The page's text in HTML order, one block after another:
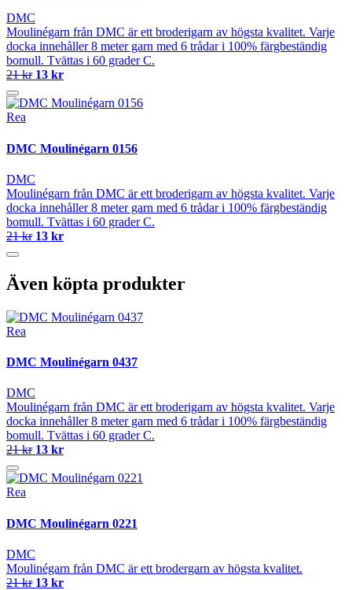
DMC
Moulinégarn från DMC är ett broderigarn av högsta kvalitet. Varje
docka innehåller 8 meter garn med 6 trådar i 100% färgbeständig
bomull. Tvättas i 60 grader C.
21 kr 13 kr
Rea
DMC Moulinégarn 0156
DMC
Moulinégarn från DMC är ett broderigarn av högsta kvalitet. Varje
docka innehåller 8 meter garn med 6 trådar i 100% färgbeständig
bomull. Tvättas i 60 grader C.
21 kr 13 kr
Även köpta produkter
Rea
DMC Moulinégarn 0437
DMC
Moulinégarn från DMC är ett broderigarn av högsta kvalitet. Varje
docka innehåller 8 meter garn med 6 trådar i 100% färgbeständig
bomull. Tvättas i 60 grader C.
21 kr 13 kr
Rea
DMC Moulinégarn 0221
DMC
Moulinégarn från DMC är ett brodergarn av högsta kvalitet.
21 kr 13 kr